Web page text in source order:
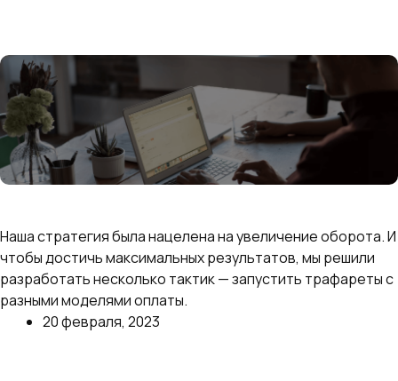
Наша стратегия была нацелена на увеличение оборота. И
чтобы достичь максимальных результатов, мы решили
разработать несколько тактик — запустить трафареты с
разными моделями оплаты.
20 февраля, 2023